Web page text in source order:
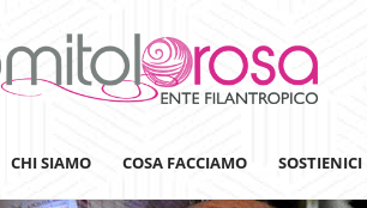
CHI SIAMO COSA FACCIAMO SOSTIENICI